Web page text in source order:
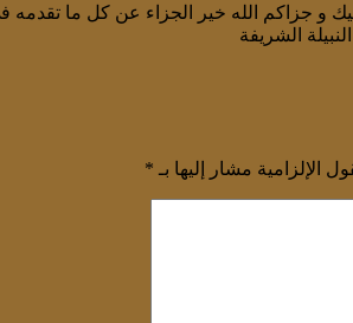
و جزاكم الله خير الجزاء عن كل ما
الشريفة
الإلزامية مشار إليها بـ *